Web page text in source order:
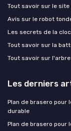
Tout savoir sur le
Avis sur le robot
Les secrets de la
Tout savoir sur la
Tout savoir sur
Les derniers
Plan de brasero pour
durable
Plan de brasero pour